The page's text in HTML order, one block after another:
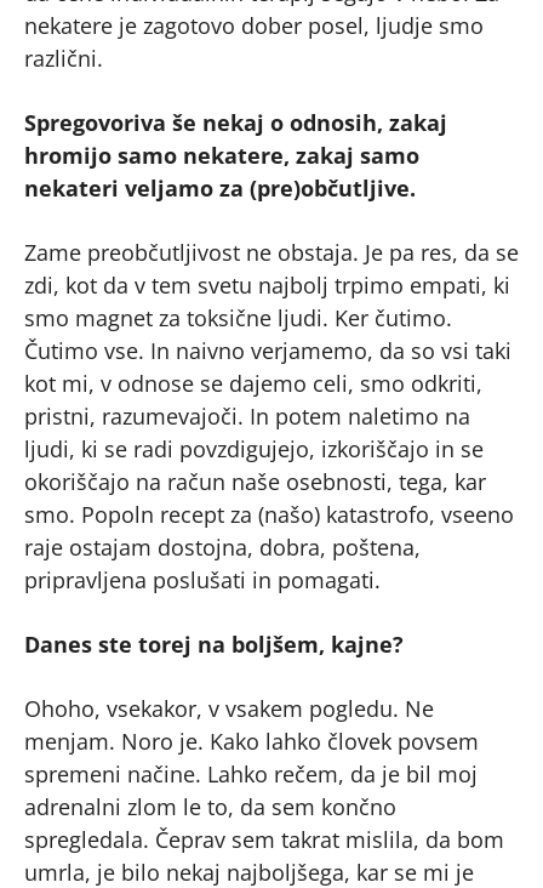
nekatere je zagotovo dober posel, ljudje smo
različni.
Spregovoriva še nekaj o odnosih, zakaj
hromijo samo nekatere, zakaj samo
nekateri veljamo za (pre)občutljive.
Zame preobčutljivost ne obstaja. Je pa res, da se
zdi, kot da v tem svetu najbolj trpimo empati, ki
smo magnet za toksične ljudi. Ker čutimo.
Čutimo vse. In naivno verjamemo, da so vsi taki
kot mi, v odnose se dajemo celi, smo odkriti,
pristni, razumevajoči. In potem naletimo na
ljudi, ki se radi povzdigujejo, izkoriščajo in se
okoriščajo na račun naše osebnosti, tega, kar
smo. Popoln recept za (našo) katastrofo, vseeno
raje ostajam dostojna, dobra, poštena,
pripravljena poslušati in pomagati.
Danes ste torej na boljšem, kajne?
Ohoho, vsekakor, v vsakem pogledu. Ne
menjam. Noro je. Kako lahko človek povsem
spremeni načine. Lahko rečem, da je bil moj
adrenalni zlom le to, da sem končno
spregledala. Čeprav sem takrat mislila, da bom
umrla, je bilo nekaj najboljšega, kar se mi je